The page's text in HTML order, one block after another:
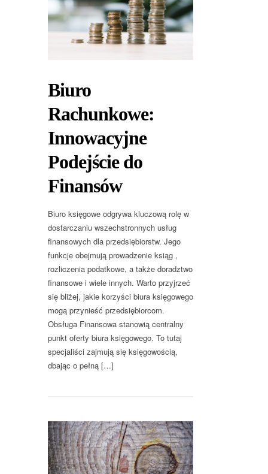
Biuro
Rachunkowe:
Innowacyjne
Podejście do
Finansów
Biuro księgowe odgrywa kluczową rolę w
dostarczaniu wszechstronnych usług
finansowych dla przedsiębiorstw. Jego
funkcje obejmują prowadzenie ksiąg ,
rozliczenia podatkowe, a także doradztwo
finansowe i wiele innych. Warto przyjrzeć
się bliżej, jakie korzyści biura księgowego
mogą przynieść przedsiębiorcom.
Obsługa Finansowa stanowią centralny
punkt oferty biura księgowego. To tutaj
specjaliści zajmują się księgowością,
dbając o pełną […]